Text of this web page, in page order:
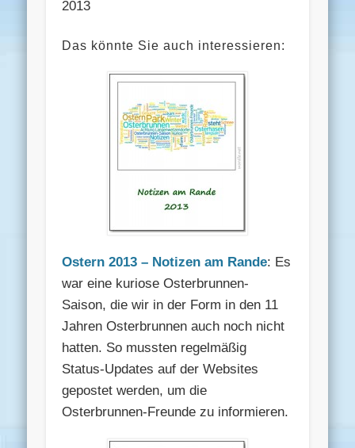
2013
Das könnte Sie auch interessieren:
Ostern 2013 – Notizen am Rande: Es
war eine kuriose Osterbrunnen-
Saison, die wir in der Form in den 11
Jahren Osterbrunnen auch noch nicht
hatten. So mussten regelmäßig
Status-Updates auf der Websites
gepostet werden, um die
Osterbrunnen-Freunde zu informieren.